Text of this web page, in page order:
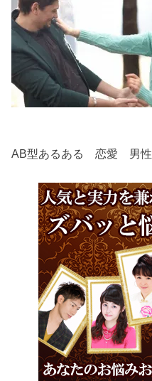
AB型あるある 恋愛 男性